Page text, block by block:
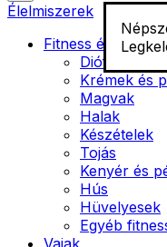
Élelmiszerek
Fitness élelmiszer
Diófélék
Krémek és
Magvak
Halak
Készételek
Tojás
Kenyér és
Hús
Hüvelyesek
Egyéb
Vajak